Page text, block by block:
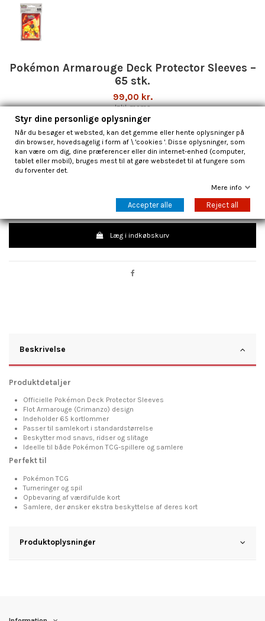
Pokémon Armarouge Deck Protector Sleeves –
65 stk.
99,00 kr.
Inkl. moms
Giv dine samlekort den bedste beskyttelse med disse officiellePokémon
Armarouge Deck Protector Sleeves. Kortlommerne er dekoreret med et flot
motiv afArmarouge (Crimanzo)og er ideelle til både Pokémon TCG-spillere
og samlere.
Sleeves beskytter kortene mod ridser, snavs og dagligt slid, så dit deck
forbliver i flot stand – både under spil og opbevaring.
Læg i indkøbskurv
Beskrivelse
Produktdetaljer
Officielle Pokémon Deck Protector Sleeves
Flot Armarouge (Crimanzo) design
Indeholder 65 kortlommer
Passer til samlekort i standardstørrelse
Beskytter mod snavs, ridser og slitage
Ideelle til både Pokémon TCG-spillere og samlere
Perfekt til
Pokémon TCG
Turneringer og spil
Opbevaring af værdifulde kort
Samlere, der ønsker ekstra beskyttelse af deres kort
Produktoplysninger
Styr dine personlige oplysninger
Når du besøger et websted, kan det gemme eller hente oplysninger på
din browser, hovedsagelig i form af \ 'cookies '. Disse oplysninger, som
kan være om dig, dine præferencer eller din internet-enhed (computer,
tablet eller mobil), bruges mest til at gøre webstedet til at fungere som
du forventer det.
Mere info
Accepter alle Reject all